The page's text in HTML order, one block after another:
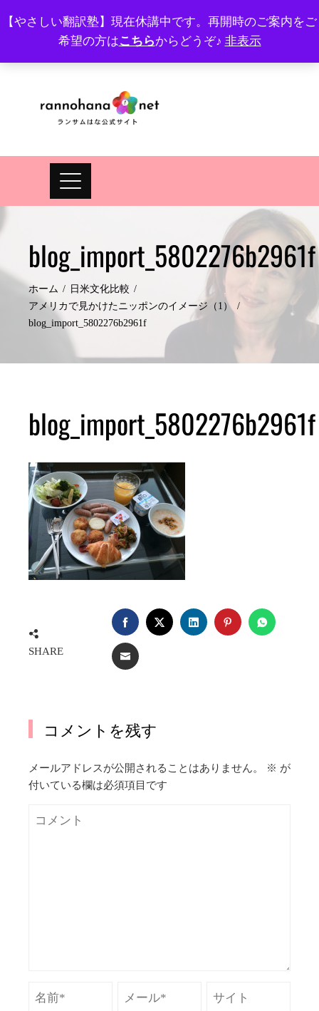
【やさしい翻訳塾】現在休講中です。再開時のご案内をご
希望の方はこちらからどうぞ♪ 非表示
プロフィール FAQ Site map JA EN
blog_import_5802276b2961f
ホーム
日米文化比較
アメリカで見かけたニッポンのイメージ（1）
blog_import_5802276b2961f
blog_import_5802276b2961f
SHARE
FACEBOOKTWITTERLINKEDINPINTEREST
EMAIL
コメントを残す
メールアドレスが公開されることはありません。 ※ が
付いている欄は必須項目です